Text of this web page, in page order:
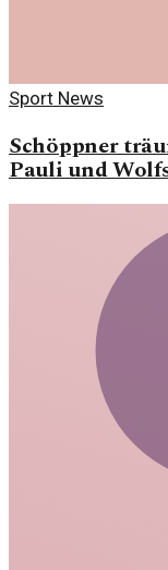
Sport News
Schöppner
Pauli und